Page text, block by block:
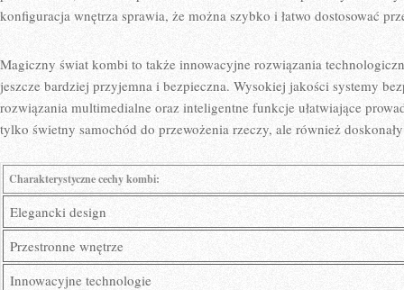
konfiguracja wnętrza sprawia,‌ że można szybko i łatwo dostosować
Magiczny świat kombi​ to także innowacyjne rozwiązania
jeszcze bardziej przyjemna i bezpieczna. Wysokiej jakości‌ systemy
rozwiązania multimedialne​ oraz⁤ inteligentne funkcje ułatwiające
tylko ⁣świetny samochód do przewożenia rzeczy, ale również
Charakterystyczne cechy kombi:
Elegancki design
Przestronne wnętrze
Innowacyjne⁢ technologie